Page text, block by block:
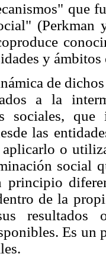
que
(Perkman
y
de
a la
sociales,
las
o
social
principio
de la
Es un